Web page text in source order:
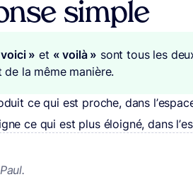
simple
» et « voilà » sont tous les
de la même manière.
ce qui est proche, dans
ce qui est plus éloigné, dans